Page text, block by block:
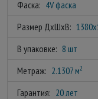
Фаска: 4V фаска
Размер ДхШхВ:
В упаковке: 8 шт
Метраж: 2.1307 м2
Гарантия: 20 лет